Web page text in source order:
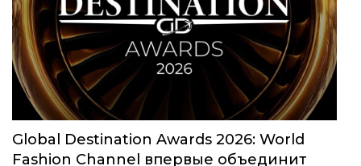
Global Destination Awards 2026: World
Fashion Channel впервые объединит